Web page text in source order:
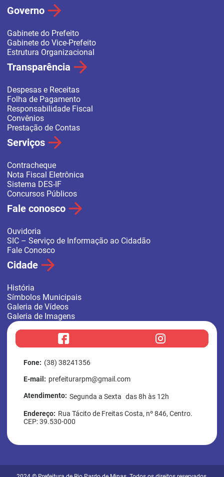
Governo
Gabinete do Prefeito
Gabinete do Vice-Prefeito
Estrutura Organizacional
Transparência
Despesas e Receitas
Folha de Pagamento
Responsabilidade Fiscal
Convênios
Prestação de Contas
Serviços
Contracheque
Nota Fiscal Eletrônica
Sistema DES-IF
Concursos Públicos
Fale conosco
Ouvidoria
SIC – Serviço de Informação ao Cidadão
Fale Conosco
Cidade
História
Símbolos Municipais
Galeria de Vídeos
Galeria de Imagens
f
a
c
b
k
n
s
Fone: (38) 38241356
E-mail: prefeiturarpm@gmail.com
Atendimento: Segunda a Sexta das 8h às 12h
Endereço: Rua Tácito de Freitas Costa, nº 846, Centro.
CEP: 39.530-000